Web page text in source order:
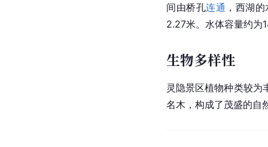
间由桥孔连通 ， 西湖的
2.27米。水体容量约为
生物多样性
灵隐景区植物种类较为
名木，构成了茂盛的自